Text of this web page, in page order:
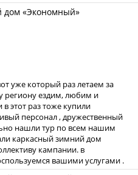
уже который раз летаем за
региону ездим, любим и
этот раз тоже купили
персонал , дружественный
нашли тур по всем нашим
каркасный зимний дом
кампании. в
вашими услугами .